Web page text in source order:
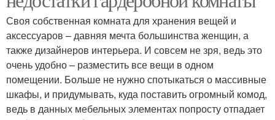
Своя собственная комната для хранения вещей и
аксессуаров – давняя мечта большинства женщин, а
также дизайнеров интерьера. И совсем не зря, ведь это
очень удобно – разместить все вещи в одном
помещении. Больше не нужно спотыкаться о массивные
шкафы, и придумывать, куда поставить огромный комод,
ведь в данных мебельных элементах попросту отпадает